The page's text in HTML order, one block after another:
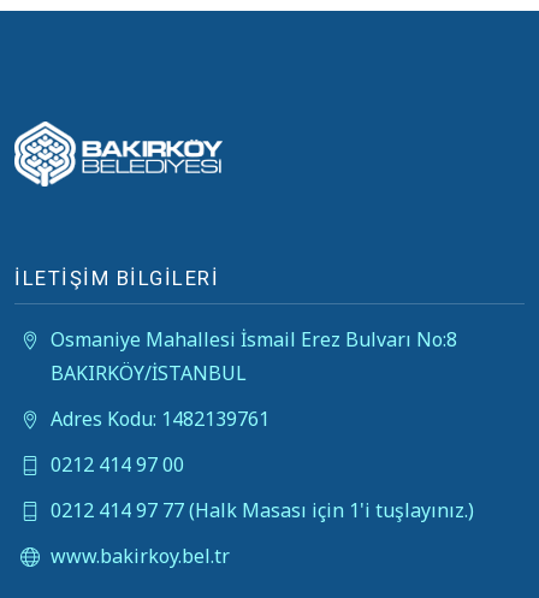
İLETİŞİM BİLGİLERİ
Osmaniye Mahallesi İsmail Erez Bulvarı No:8
BAKIRKÖY/İSTANBUL
Adres Kodu: 1482139761
0212 414 97 00
0212 414 97 77 (Halk Masası için 1'i tuşlayınız.)
www.bakirkoy.bel.tr